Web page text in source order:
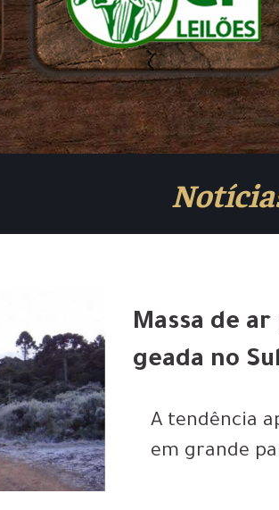
Massa de
geada no Sul
A tendência
em grande